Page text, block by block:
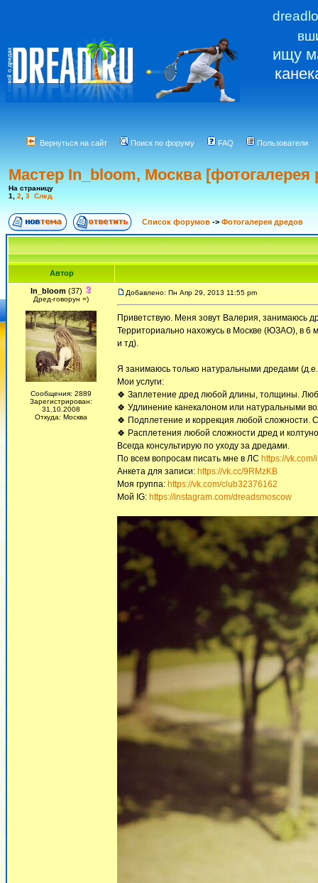
ищу
Вернуться на сайт Поиск по форуму FAQ Пользователи
Мастер In_bloom, Москва [фотогалерея
На страницу
1
2 3 След.
Список форумов -> Фотогалерея дредов
Автор
In_bloom(37)
Дред-говорун =)
Сообщения: 2889
Зарегистрирован:
31.10.2008
Откуда: Москва
Добавлено: Пн Апр 29, 2013 11:55 pm
Приветствую. Меня зовут Валерия, занимаюсь
Территориально нахожусь в Москве (ЮЗАО), в 6
и тд).
Я занимаюсь только натуральными дредами
Мои услуги:
🍀 Заплетение дред любой длины, толщины.
🍀 Удлинение канекалоном или натуральными
🍀 Подплетение и коррекция любой сложности.
🍀 Расплетения любой сложности дред и
Всегда консультирую по уходу за дредами.
По всем вопросам писать мне в ЛС https://
Анкета для записи: https://vk.cc/9RMzKB
Моя группа: https://vk.com/club32376162
Мой IG: https://instagram.com/dreadsmoscow